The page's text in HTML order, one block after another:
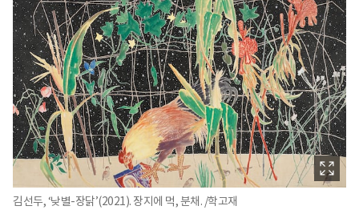
김선두, ‘낮별-장닭’(2021). 장지에 먹, 분채. /학고재